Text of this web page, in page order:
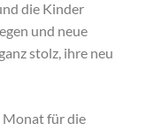
die Kinder
und neue
stolz, ihre neu
Monat für die